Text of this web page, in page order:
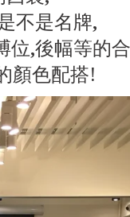
不是名牌,
位,後幅等的
顏色配搭!